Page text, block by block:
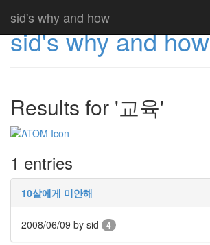
sid's why and how
sid's why and how
Results for '교육'
1 entries
10살에게 미안해
2008/06/09 by sid 4